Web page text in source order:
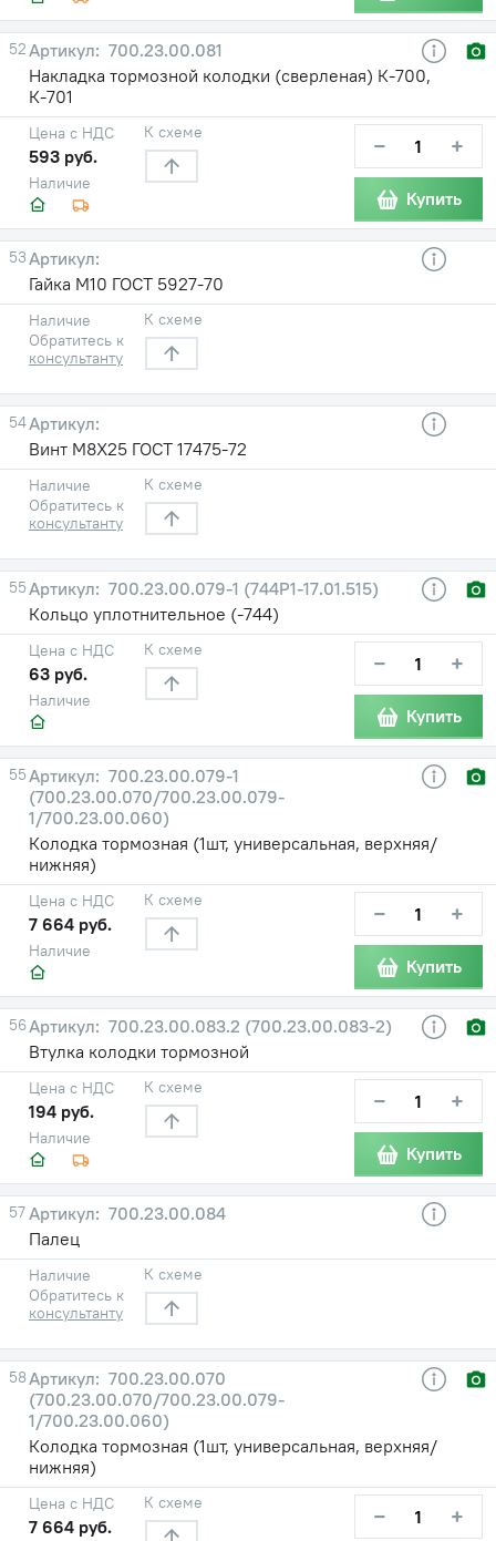
52
700.23.00.081
Накладка тормозной колодки (сверленая) К-700,
К-701
Наличие
Цена с НДС
593 руб.
К схеме − +
Купить
53
Гайка М10 ГОСТ 5927-70
Наличие
Обратитесь к
консультанту
К схеме
54
Винт М8Х25 ГОСТ 17475-72
Наличие
Обратитесь к
консультанту
К схеме
55
700.23.00.079-1 (744Р1-17.01.515)
Кольцо уплотнительное (-744)
Наличие
Цена с НДС
63 руб.
К схеме − +
Купить
55
700.23.00.079-1
(700.23.00.070/700.23.00.079-
1/700.23.00.060)
Колодка тормозная (1шт, универсальная, верхняя/
нижняя)
Наличие
Цена с НДС
7 664 руб.
К схеме − +
Купить
56
700.23.00.083.2 (700.23.00.083-2)
Втулка колодки тормозной
Наличие
Цена с НДС
194 руб.
К схеме − +
Купить
57
700.23.00.084
Палец
Наличие
Обратитесь к
консультанту
К схеме
58
700.23.00.070
(700.23.00.070/700.23.00.079-
1/700.23.00.060)
Колодка тормозная (1шт, универсальная, верхняя/
нижняя)
Цена с НДС
7 664 руб.
К схеме − +